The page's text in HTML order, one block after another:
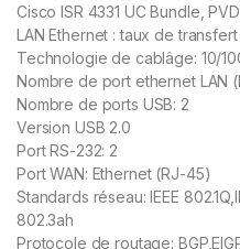
Cisco ISR 4331 UC Bundle,
LAN Ethernet : taux de
Technologie de cablâge: 10/
Nombre de port ethernet LAN
Nombre de ports USB: 2
Version USB 2.0
Port RS-232: 2
Port WAN: Ethernet (RJ-45)
Standards réseau: IEEE
802.3ah
Protocole de routage: